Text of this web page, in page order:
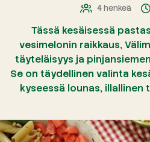
4 henkeä
Tässä kesäisessä
vesimelonin raikkaus,
täyteläisyys ja
Se on täydellinen valinta
kyseessä lounas, illallinen